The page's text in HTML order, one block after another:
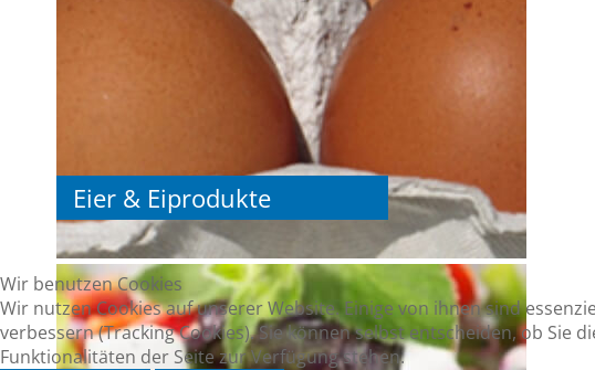
Eier & Eiprodukte
Wir benutzen Cookies
Wir nutzen Cookies auf unserer Website. Einige von ihnen sind
verbessern (Tracking Cookies). Sie können selbst entscheiden, ob Sie
Funktionalitäten der Seite zur Verfügung stehen.